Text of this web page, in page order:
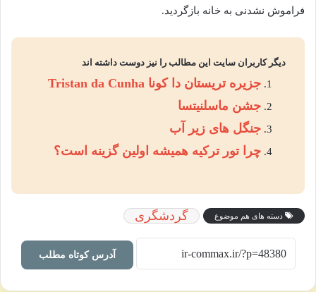
فراموش نشدنی به خانه بازگردید.
دیگر کاربران سایت این مطالب را نیز دوست داشته اند
جزیره تریستان دا کونا Tristan da Cunha
جشن ماسلنیتسا
جنگل های زیر آب
چرا تور ترکیه همیشه اولین گزینه است؟
دسته های هم موضوع گردشگری
آدرس کوتاه مطلب